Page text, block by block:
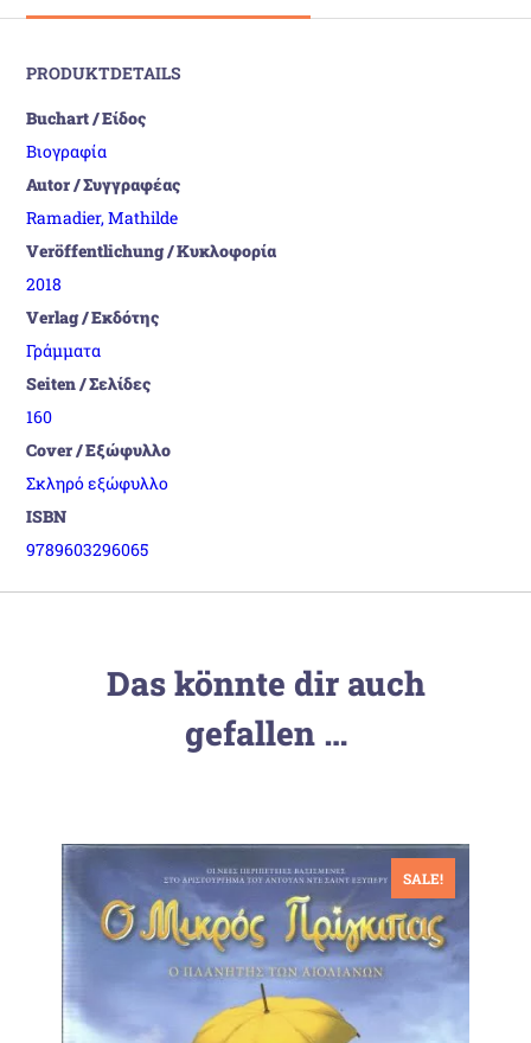
PRODUKTDETAILS
Buchart / Είδος
Βιογραφία
Autor / Συγγραφέας
Ramadier, Mathilde
Veröffentlichung / Κυκλοφορία
2018
Verlag / Εκδότης
Γράμματα
Seiten / Σελίδες
160
Cover / Εξώφυλλο
Σκληρό εξώφυλλο
ISBN
9789603296065
Das könnte dir auch
gefallen …
SALE!